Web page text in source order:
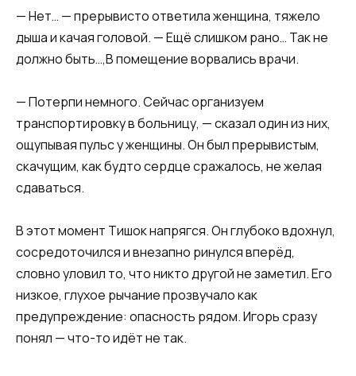
— Нет… — прерывисто ответила женщина, тяжело
дыша и качая головой. — Ещё слишком рано… Так не
должно быть…,В помещение ворвались врачи.
— Потерпи немного. Сейчас организуем
транспортировку в больницу, — сказал один из них,
ощупывая пульс у женщины. Он был прерывистым,
скачущим, как будто сердце сражалось, не желая
сдаваться.
В этот момент Тишок напрягся. Он глубоко вдохнул,
сосредоточился и внезапно ринулся вперёд,
словно уловил то, что никто другой не заметил. Его
низкое, глухое рычание прозвучало как
предупреждение: опасность рядом. Игорь сразу
понял — что-то идёт не так.